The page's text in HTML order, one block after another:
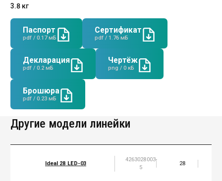
3.8 кг
Паспорт
pdf / 0.17 мБ
Сертификат
pdf / 1.76 мБ
Декларация
pdf / 0.2 мБ
Чертёж
png / 0 кБ
Брошюра
pdf / 0.23 мБ
Другие модели линейки
Ideal 28 LED-03
4263028003-
5
28